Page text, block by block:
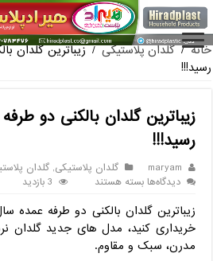
فروش گلدان پلاستیکی گلخانه به صورت
خانه / گلدان پلاستیکی /
رسید!!!
رسید!!!
maryam گلدان پلاستیکی,گلدان
دیدگاه‌هابرای
گلدان
بالکنی
دو
طرفه
بسته هستند 3 بازدید
خریداری کنید، مدل ‌های جدید گلدان
مدرن، سبک و مقاوم.